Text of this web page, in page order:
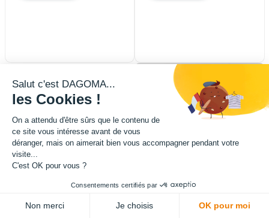
Connecteur pneumatique - PC4- Lot de 10 roulements 623 VV
Salut c'est DAGOMA...
les Cookies !
On a attendu d'être sûrs que le contenu de
ce site vous intéresse avant de vous
déranger, mais on aimerait bien vous accompagner pendant votre
visite...
C'est OK pour vous ?
Consentements certifiés par
Non merci Je choisis OK pour moi